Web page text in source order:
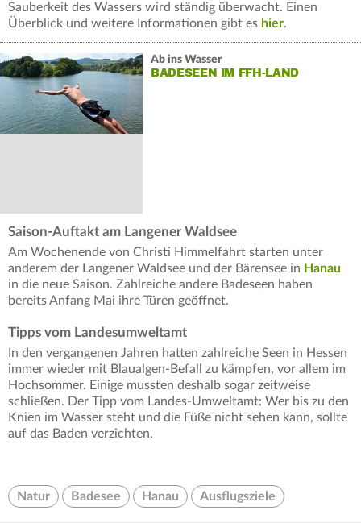
Sauberkeit des Wassers wird ständig überwacht. Einen
Überblick und weitere Informationen gibt es hier.
Ab ins Wasser
BADESEEN IM FFH-LAND
Saison-Auftakt am Langener Waldsee
Am Wochenende von Christi Himmelfahrt starten unter
anderem der Langener Waldsee und der Bärensee in Hanau
in die neue Saison. Zahlreiche andere Badeseen haben
bereits Anfang Mai ihre Türen geöffnet.
Tipps vom Landesumweltamt
In den vergangenen Jahren hatten zahlreiche Seen in Hessen
immer wieder mit Blaualgen-Befall zu kämpfen, vor allem im
Hochsommer. Einige mussten deshalb sogar zeitweise
schließen. Der Tipp vom Landes-Umweltamt: Wer bis zu den
Knien im Wasser steht und die Füße nicht sehen kann, sollte
auf das Baden verzichten.
Natur Badesee Hanau Ausflugsziele